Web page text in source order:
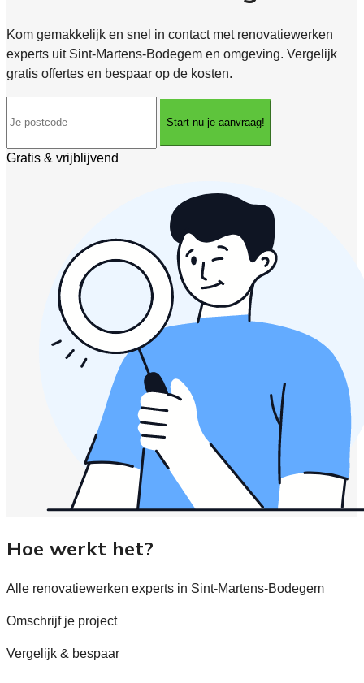
Kom gemakkelijk en snel in contact met renovatiewerken
experts uit Sint-Martens-Bodegem en omgeving. Vergelijk
gratis offertes en bespaar op de kosten.
Start nu je aanvraag!
Gratis & vrijblijvend
Hoe werkt het?
Alle renovatiewerken experts in Sint-Martens-Bodegem
Omschrijf je project
Vergelijk & bespaar